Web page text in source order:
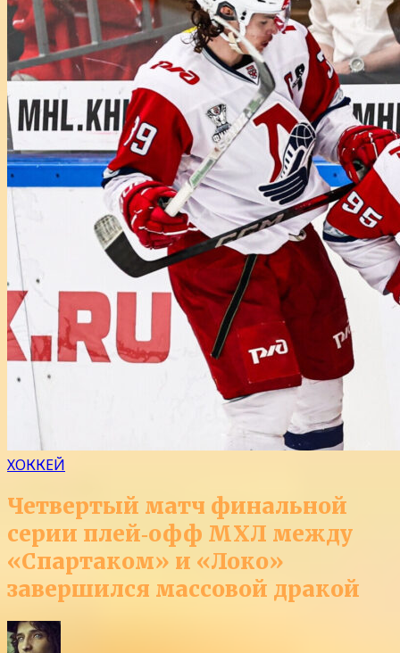
ХОККЕЙ
Четвертый матч финальной
серии плей‑офф МХЛ между
«Спартаком» и «Локо»
завершился массовой дракой